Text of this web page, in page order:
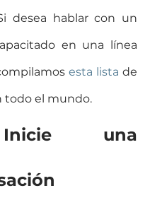
desea hablar con un
en una línea
esta lista de
todo el mundo.
una